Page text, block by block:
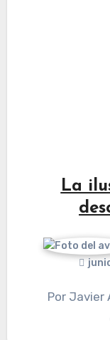
La
Por Javier Agustín Contreras. Publicado